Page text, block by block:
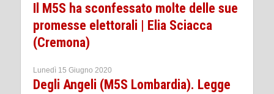
Il M5S ha sconfessato molte delle sue
promesse elettorali | Elia Sciacca
(Cremona)
Lunedì 15 Giugno 2020
Degli Angeli (M5S Lombardia). Legge